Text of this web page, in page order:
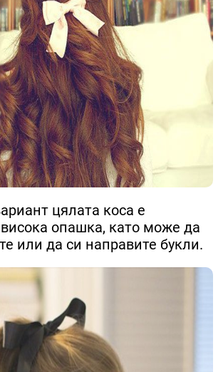
цялата коса е
опашка, като може да
или да си направите букли.